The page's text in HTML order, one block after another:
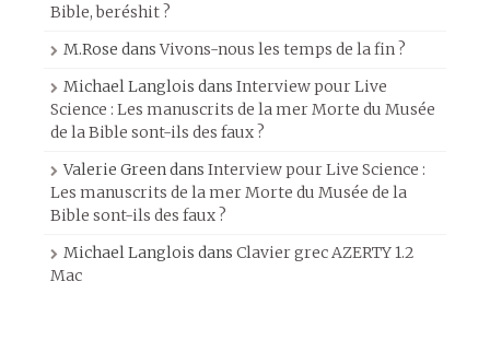
Bible, beréshit ?
M.Rose dansVivons-nous les temps de la fin ?
Michael Langlois dans Interview pour Live
Science : Les manuscrits de la mer Morte du Musée
de la Bible sont-ils des faux ?
Valerie Greendans Interview pour Live Science :
Les manuscrits de la mer Morte du Musée de la
Bible sont-ils des faux ?
Michael Langlois dans Clavier grec AZERTY 1.2
Mac